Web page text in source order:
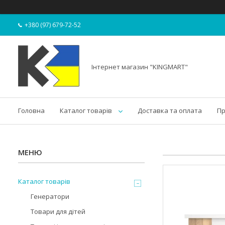
+380 (97) 679-72-52
Інтернет магазин "KINGMART"
Головна Каталог товарів Доставка та оплата
Каталог товарів
Генератори
Товари для дітей